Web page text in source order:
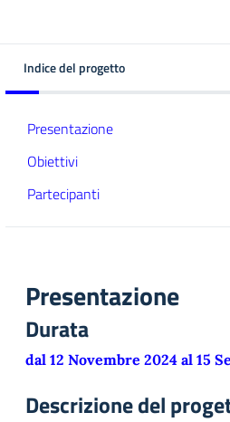
Indice del progetto
Presentazione
Obiettivi
Partecipanti
Presentazione
Durata
dal 12 Novembre 2024 al 15
Descrizione del